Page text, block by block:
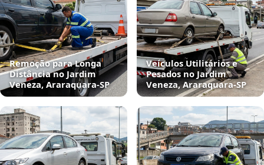
Remoção para Longa
Distância no Jardim
Veneza, Araraquara‑SP
Veículos Utilitários e
Pesados no Jardim
Veneza, Araraquara‑SP